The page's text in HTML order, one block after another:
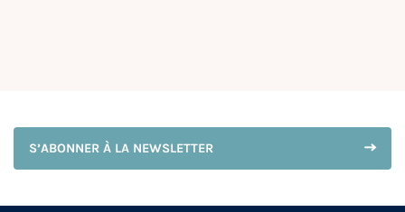
S’ABONNER À LA NEWSLETTER